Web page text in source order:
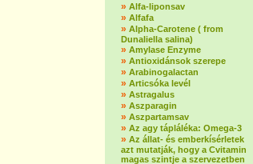
» Alfa-liponsav
» Alfafa
» Alpha-Carotene ( from
Dunaliella salina)
» Amylase Enzyme
» Antioxidánsok szerepe
» Arabinogalactan
» Articsóka levél
» Astragalus
» Aszparagin
» Aszpartamsav
» Az agy tápláléka: Omega-3
» Az állat- és emberkísérletek
azt mutatják, hogy a Cvitamin
magas szintje a szervezetben